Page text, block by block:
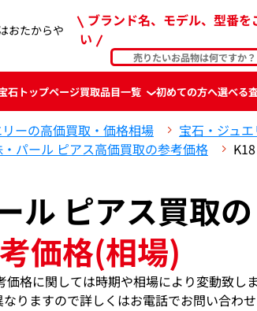
おたからや
ブランド名、モデル、型番を
い
石トップページ買取品目一覧 初めての方へ選べる
ーの高価買取・価格相場
宝石・ジュ
パール ピアス高価買取の参考価格
ル ピアス買取の
価格(相場)
格に関しては時期や相場により変動致しま
りますので詳しくはお電話でお問い合わせ